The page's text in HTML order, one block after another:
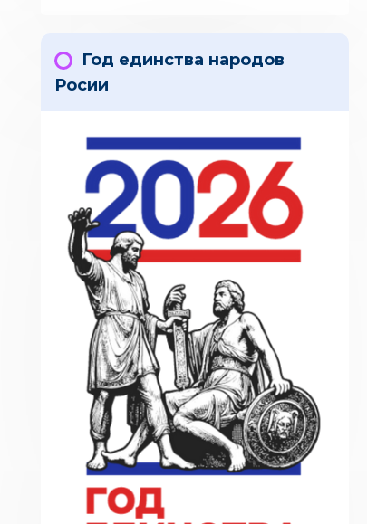
Год единства народов
Росии